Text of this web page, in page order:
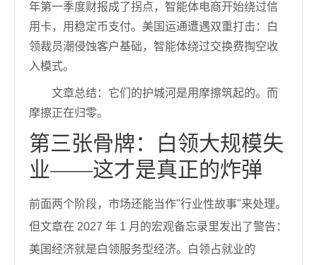
年第一季度财报成了拐点，智能体电商开始绕过信
用卡，用稳定币支付。美国运通遭遇双重打击：白
领裁员潮侵蚀客户基础，智能体绕过交换费掏空收
入模式。
文章总结：它们的护城河是用摩擦筑起的。而
摩擦正在归零。
第三张骨牌：白领大规模失
业——这才是真正的炸弹
前面两个阶段，市场还能当作"行业性故事"来处理。
但文章在 2027 年 1 月的宏观备忘录里发出了警告：
美国经济就是白领服务型经济。白领占就业的